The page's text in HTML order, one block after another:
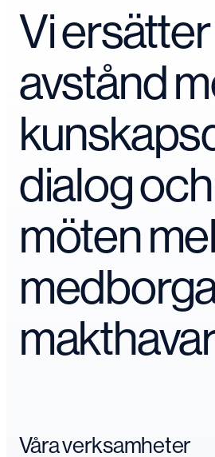
Vi ersätter
avstånd
dialog och
möten
Våra verksamheter